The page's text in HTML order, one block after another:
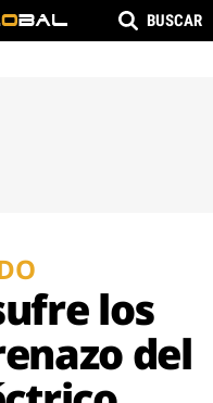
BUSCAR
los
del